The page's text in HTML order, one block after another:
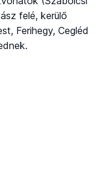
felé, kerülő
Ferihegy, Cegléd